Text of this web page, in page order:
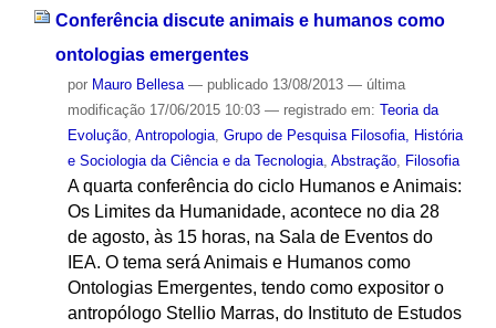
Conferência discute animais e humanos como
ontologias emergentes
por Mauro Bellesa — publicado13/08/2013 — última
modificação17/06/2015 10:03 — registrado em: Teoria da
Evolução, Antropologia, Grupo de Pesquisa Filosofia, História
e Sociologia da Ciência e da Tecnologia, Abstração, Filosofia
A quarta conferência do ciclo Humanos e Animais:
Os Limites da Humanidade, acontece no dia 28
de agosto, às 15 horas, na Sala de Eventos do
IEA. O tema será Animais e Humanos como
Ontologias Emergentes, tendo como expositor o
antropólogo Stellio Marras, do Instituto de Estudos